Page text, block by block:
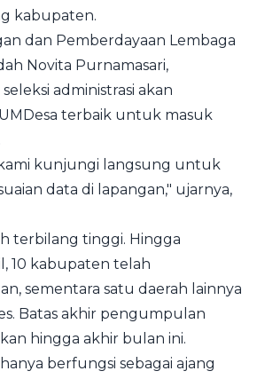
kabupaten.
dan Pemberdayaan Lembaga
Novita Purnamasari,
administrasi akan
terbaik untuk masuk
kunjungi langsung untuk
data di lapangan," ujarnya,
terbilang tinggi. Hingga
10 kabupaten telah
sementara satu daerah lainnya
Batas akhir pengumpulan
hingga akhir bulan ini.
berfungsi sebagai ajang